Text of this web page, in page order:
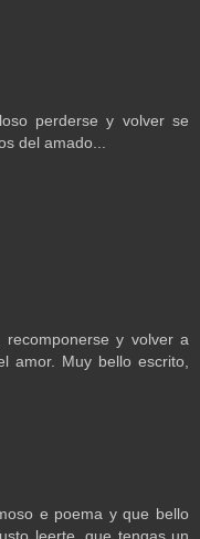
perderse y volver se
del amado...
recomponerse y volver a
amor. Muy bello escrito,
e poema y que bello